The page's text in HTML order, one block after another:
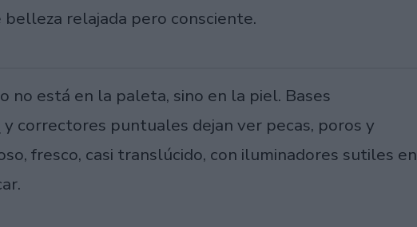
relajada pero consciente.
está en la paleta, sino en la piel. Bases
y correctores puntuales dejan ver pecas, poros y
fresco, casi translúcido, con iluminadores sutiles en